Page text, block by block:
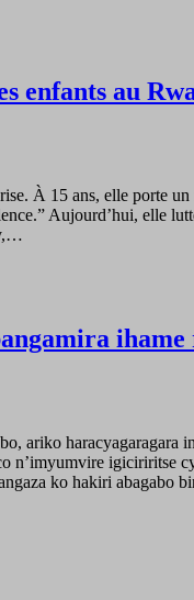
enfants au
À 15 ans, elle porte
Aujourd’hui, elle
ihame
ariko
n’imyumvire
ko hakiri abagabo